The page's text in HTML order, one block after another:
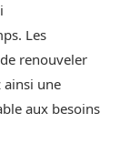
Les
renouveler
ainsi une
aux besoins